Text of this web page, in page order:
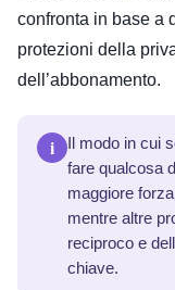
confronta in base a
protezioni della
dell’abbonamento.
i
Il modo in cui
fare qualcosa
maggiore
mentre altre
reciproco e
chiave.